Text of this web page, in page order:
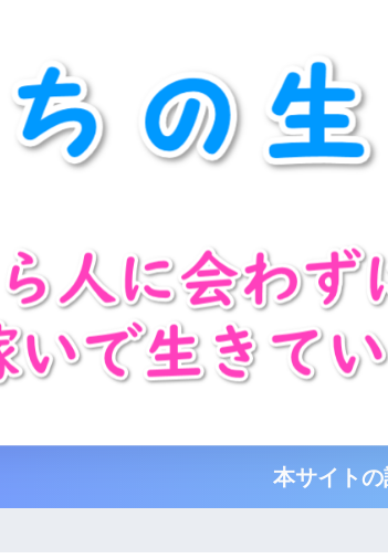
本サイト